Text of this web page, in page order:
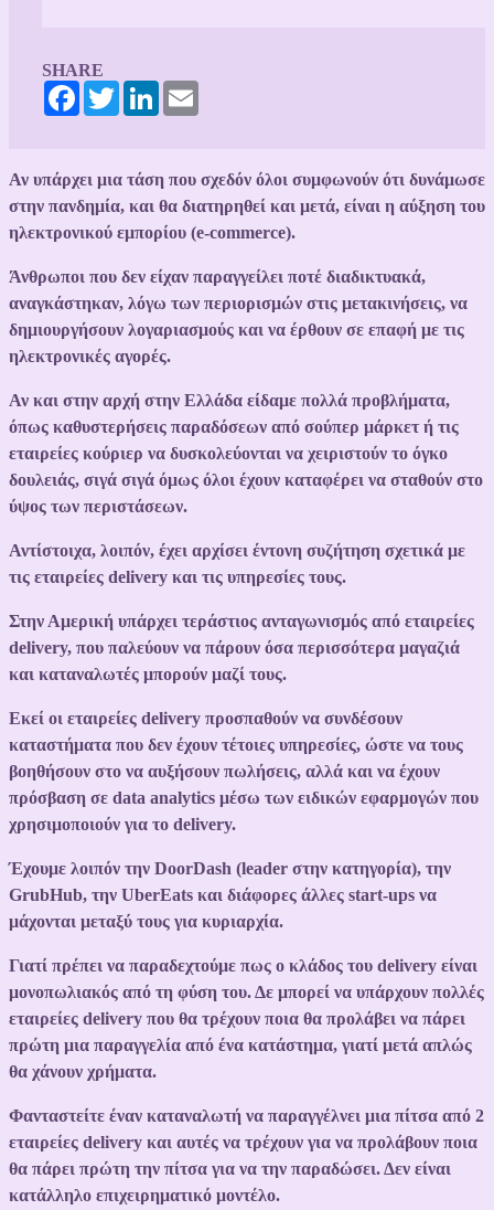
SHARE
FacebookTwitterLinkedIn
Αν υπάρχει μια τάση που σχεδόν όλοι συμφωνούν ότι δυνάμωσε
στην πανδημία, και θα διατηρηθεί και μετά, είναι η αύξηση του
ηλεκτρονικού εμπορίου (e-commerce).
Άνθρωποι που δεν είχαν παραγγείλει ποτέ διαδικτυακά,
αναγκάστηκαν, λόγω των περιορισμών στις μετακινήσεις, να
δημιουργήσουν λογαριασμούς και να έρθουν σε επαφή με τις
ηλεκτρονικές αγορές.
Αν και στην αρχή στην Ελλάδα είδαμε πολλά προβλήματα,
όπως καθυστερήσεις παραδόσεων από σούπερ μάρκετ ή τις
εταιρείες κούριερ να δυσκολεύονται να χειριστούν το όγκο
δουλειάς, σιγά σιγά όμως όλοι έχουν καταφέρει να σταθούν στο
ύψος των περιστάσεων.
Αντίστοιχα, λοιπόν, έχει αρχίσει έντονη συζήτηση σχετικά με
τις εταιρείες delivery και τις υπηρεσίες τους.
Στην Αμερική υπάρχει τεράστιος ανταγωνισμός από εταιρείες
delivery, που παλεύουν να πάρουν όσα περισσότερα μαγαζιά
και καταναλωτές μπορούν μαζί τους.
Εκεί οι εταιρείες delivery προσπαθούν να συνδέσουν
καταστήματα που δεν έχουν τέτοιες υπηρεσίες, ώστε να τους
βοηθήσουν στο να αυξήσουν πωλήσεις, αλλά και να έχουν
πρόσβαση σε data analytics μέσω των ειδικών εφαρμογών που
χρησιμοποιούν για το delivery.
Έχουμε λοιπόν την DoorDash (leader στην κατηγορία), την
GrubHub, την UberEats και διάφορες άλλες start-ups να
μάχονται μεταξύ τους για κυριαρχία.
Γιατί πρέπει να παραδεχτούμε πως ο κλάδος του delivery είναι
μονοπωλιακός από τη φύση του. Δε μπορεί να υπάρχουν πολλές
εταιρείες delivery που θα τρέχουν ποια θα προλάβει να πάρει
πρώτη μια παραγγελία από ένα κατάστημα, γιατί μετά απλώς
θα χάνουν χρήματα.
Φανταστείτε έναν καταναλωτή να παραγγέλνει μια πίτσα από 2
εταιρείες delivery και αυτές να τρέχουν για να προλάβουν ποια
θα πάρει πρώτη την πίτσα για να την παραδώσει. Δεν είναι
κατάλληλο επιχειρηματικό μοντέλο.